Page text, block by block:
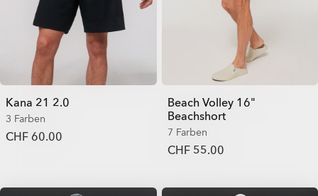
Kana 21 2.0
3 Farben
CHF 60.00
Beach Volley 16"
Beachshort
7 Farben
CHF 55.00